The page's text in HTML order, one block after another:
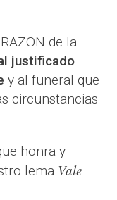
de la
justificado
y al funeral que
circunstancias
honra y
lema Vale